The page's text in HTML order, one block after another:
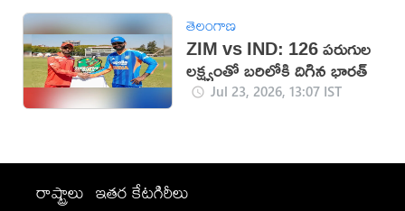
తెలంగాణ
ZIM vs IND: 126 పరుగుల
లక్ష్యంతో బరిలోకి దిగిన భారత్
Jul 23, 2026, 13:07 IST
రాష్ట్రాలు ఇతర కేటగిరీలు